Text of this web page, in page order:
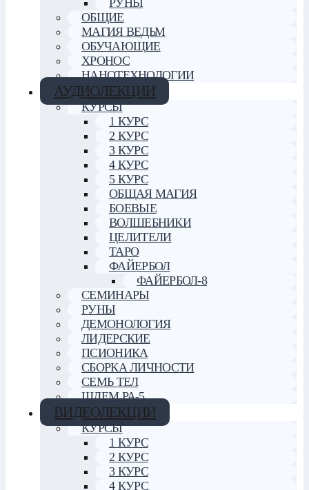
ОБЩИЕ
МАГИЯ ВЕДЬМ
ОБУЧАЮЩИЕ
ХРОНОС
НАНОТЕХНОЛОГИИ
АУДИОЛЕКЦИИ
КУРСЫ
1 КУРС
2 КУРС
3 КУРС
4 КУРС
5 КУРС
ОБЩАЯ МАГИЯ
БОЕВЫЕ
ВОЛШЕБНИКИ
ЦЕЛИТЕЛИ
ТАРО
ФАЙЕРБОЛ
ФАЙЕРБОЛ-8
СЕМИНАРЫ
РУНЫ
ДЕМОНОЛОГИЯ
ЛИДЕРСКИЕ
ПСИОНИКА
СБОРКА ЛИЧНОСТИ
СЕМЬ ТЕЛ
ШЛЕМ РА-5
ВИДЕОЛЕКЦИИ
КУРСЫ
1 КУРС
2 КУРС
3 КУРС
4 КУРС